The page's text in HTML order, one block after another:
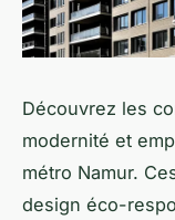
Découvrez les
modernité et
métro Namur.
design éco-